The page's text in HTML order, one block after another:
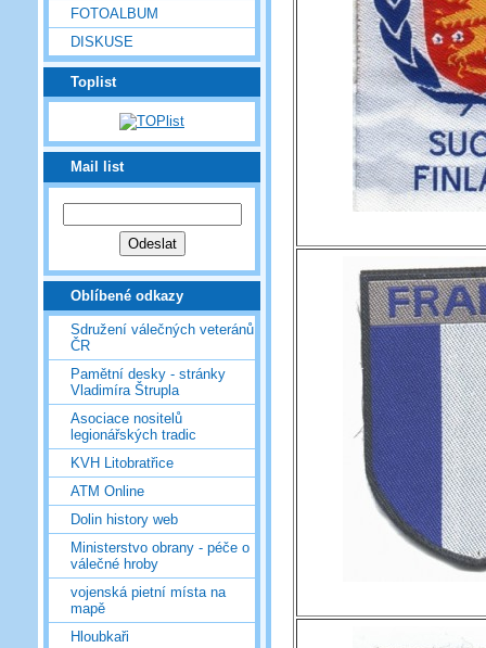
FOTOALBUM
DISKUSE
Toplist
Mail list
Oblíbené odkazy
Sdružení válečných veteránů
ČR
Pamětní desky - stránky
Vladimíra Štrupla
Asociace nositelů
legionářských tradic
KVH Litobratřice
ATM Online
Dolin history web
Ministerstvo obrany - péče o
válečné hroby
vojenská pietní místa na
mapě
Hloubkaři